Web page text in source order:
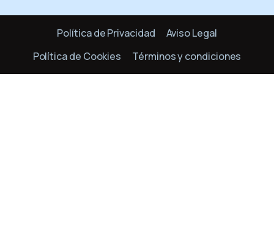
Política de Privacidad
Aviso Legal
Política de Cookies
Términos y condiciones